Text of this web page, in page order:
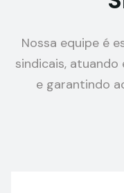
Nossa equipe é
sindicais,
e garantindo